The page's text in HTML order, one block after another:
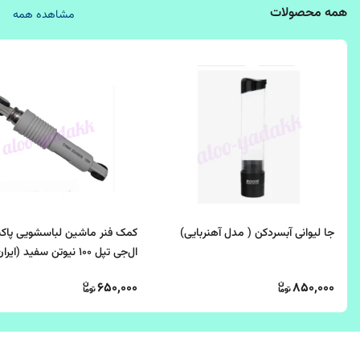
همه محصولات مشاهده همه
جا لیوانی آبسردکن ( مدل آهنربایی)
850,000
کمک فنر ماشین لباسشویی
ال‌جی تپل ۱۰۰ نیوتن سفید (ایران)اصلی
650,000